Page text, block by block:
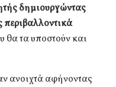
δημιουργώντας
περιβαλλοντικά
θα τα υποστούν και
ανοιχτά αφήνοντας